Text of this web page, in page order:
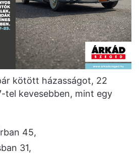
kötött házasságot, 22
tel kevesebben, mint egy
45,
31,